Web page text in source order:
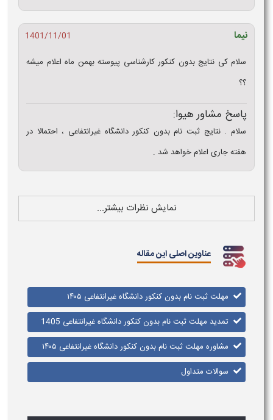
نیما
1401/11/01
سلام کی نتایج بدون کنکور کارشناسی پیوسته بهمن ماه اعلام میشه
؟؟
پاسخ مشاور هیوا:
سلام . نتایج ثبت نام بدون کنکور دانشگاه غیرانتفاعی ، احتمالا در
هفته جاری اعلام خواهد شد .
نمایش نظرات بیشتر...
عناوین اصلی این مقاله
مهلت ثبت نام بدون کنکور دانشگاه غیرانتفاعی ۱۴۰۵​
تمدید مهلت ثبت نام بدون کنکور دانشگاه غیرانتفاعی 1405
مشاوره مهلت ثبت نام بدون کنکور دانشگاه غیرانتفاعی ۱۴۰۵​
سوالات متداول